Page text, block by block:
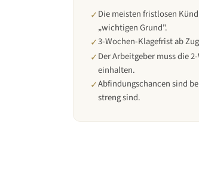
✓Die meisten fristlosen
„wichtigen Grund".
✓3-Wochen-Klagefrist ab
✓Der Arbeitgeber muss die
einhalten.
✓Abfindungschancen sind
streng sind.